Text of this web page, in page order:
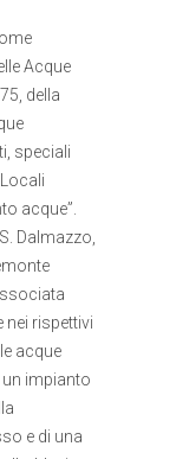
Acque
della
speciali
acque”.
Dalmazzo,
nei rispettivi
acque
impianto
e di una